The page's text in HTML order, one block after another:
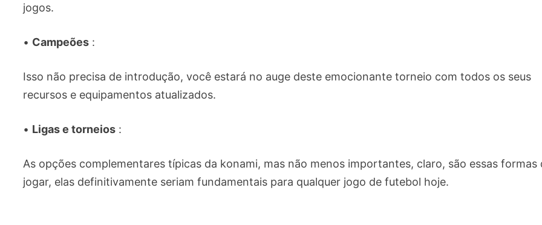
jogos.
• Campeões :
Isso não precisa de introdução, você estará no auge deste emocionante torneio com todos os seus
recursos e equipamentos atualizados.
• Ligas e torneios :
As opções complementares típicas da konami, mas não menos importantes, claro, são essas formas
jogar, elas definitivamente seriam fundamentais para qualquer jogo de futebol hoje.